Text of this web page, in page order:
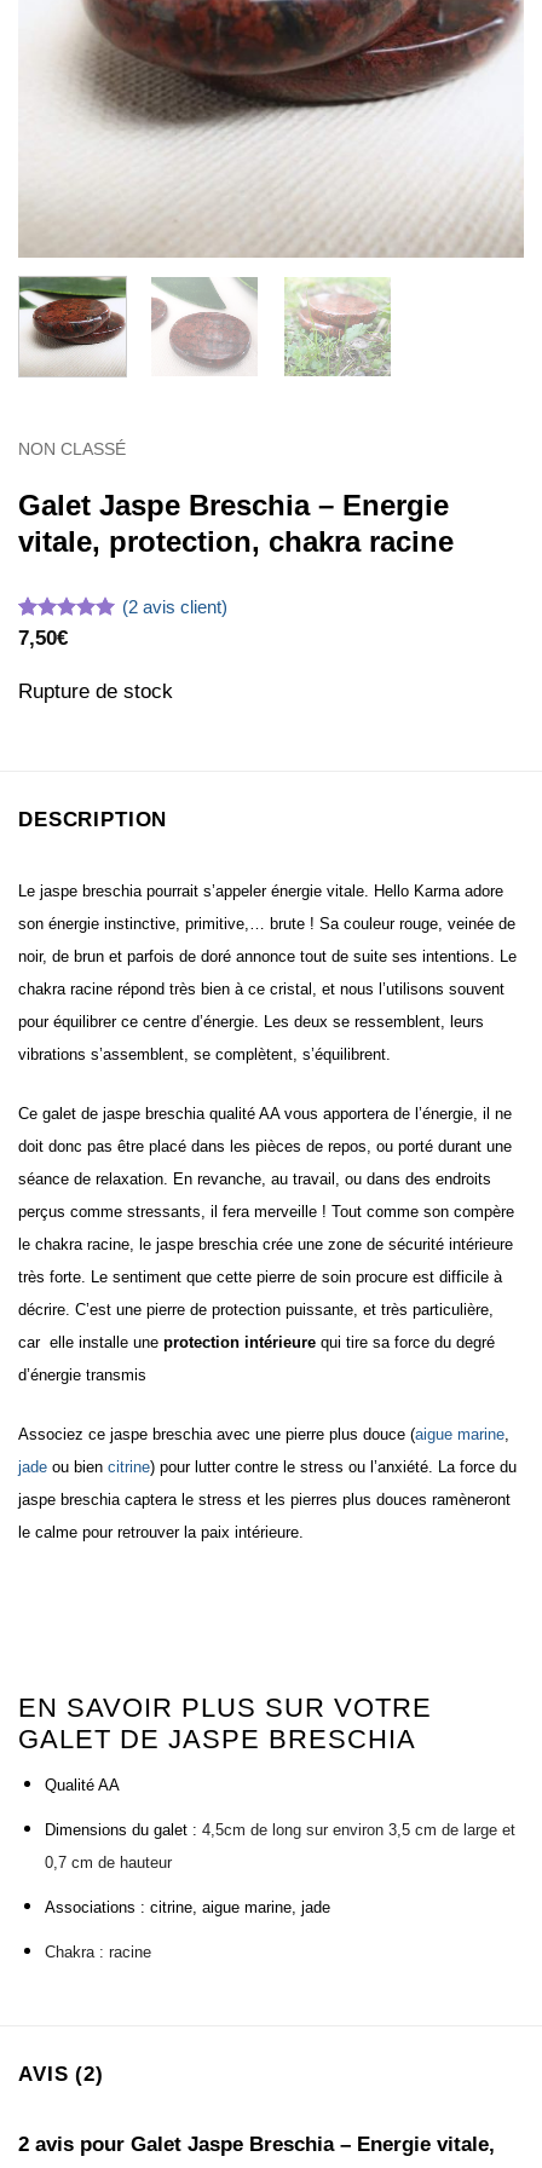
NON CLASSÉ
Galet Jaspe Breschia – Energie
vitale, protection, chakra racine
Noté5
5 basé sur
2
client
(2avis client)
7,50€
Rupture de stock
DESCRIPTION
Le jaspe breschia pourrait s’appeler énergie vitale. Hello Karma adore
son énergie instinctive, primitive,… brute ! Sa couleur rouge, veinée de
noir, de brun et parfois de doré annonce tout de suite ses intentions. Le
chakra racine répond très bien à ce cristal, et nous l’utilisons souvent
pour équilibrer ce centre d’énergie. Les deux se ressemblent, leurs
vibrations s’assemblent, se complètent, s’équilibrent.
Ce galet de jaspe breschia qualité AA vous apportera de l’énergie, il ne
doit donc pas être placé dans les pièces de repos, ou porté durant une
séance de relaxation. En revanche, au travail, ou dans des endroits
perçus comme stressants, il fera merveille ! Tout comme son compère
le chakra racine, le jaspe breschia crée une zone de sécurité intérieure
très forte. Le sentiment que cette pierre de soin procure est difficile à
décrire. C’est une pierre de protection puissante, et très particulière,
car elle installe une protection intérieure qui tire sa force du degré
d’énergie transmis
Associez ce jaspe breschia avec une pierre plus douce (aigue marine
jade ou bien citrine) pour lutter contre le stress ou l’anxiété. La force du
jaspe breschia captera le stress et les pierres plus douces ramèneront
le calme pour retrouver la paix intérieure.
EN SAVOIR PLUS SUR VOTRE
GALET DE JASPE BRESCHIA
Qualité AA
Dimensions du galet :4,5cm de long sur environ 3,5 cm de large et
0,7 cm de hauteur
Associations : citrine, aigue marine, jade
Chakra : racine
AVIS (2)
2 avis pour Galet Jaspe Breschia – Energie vitale,